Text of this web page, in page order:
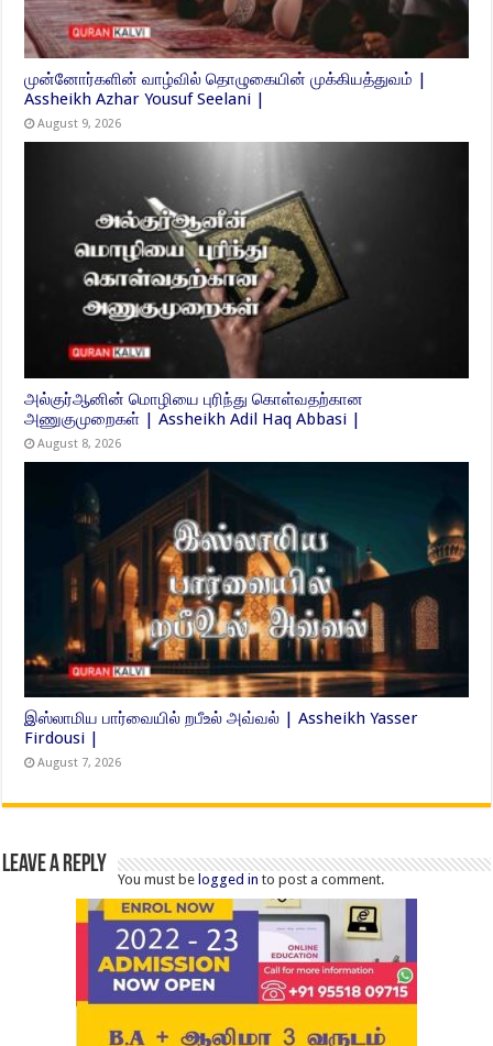
முன்னோர்களின் வாழ்வில் தொழுகையின் முக்கியத்துவம் |
Assheikh Azhar Yousuf Seelani |
August 9, 2026
அல்குர்ஆனின் மொழியை புரிந்து கொள்வதற்கான
அணுகுமுறைகள் | Assheikh Adil Haq Abbasi |
August 8, 2026
இஸ்லாமிய பார்வையில் றபீஉல் அவ்வல் | Assheikh Yasser
Firdousi |
August 7, 2026
Leave a Reply
You must be logged in to post a comment.